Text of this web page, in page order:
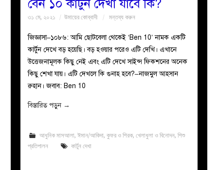
বেন ১০ কার্টুন দেখা যাবে কি?
৩১ মে, ২০২১ উমায়ের কোব্বাদী মন্তব্য করুন
জিজ্ঞাসা–১০৮৬: আমি ছোটবেলা থেকেই ‘Ben 10’ নামক একটি
কার্টুন দেখে বড় হয়েছি। বড় হওয়ার পরেও এটি দেখি। এখানে
উত্তেজনামূলক কিছু নেই এবং এটি দেখে সাইন্স ফিকশনের অনেক
কিছু শেখা যায়। এটি দেখলে কি গুনাহ হবে?–নাজমুল আহসান
রুহান। জবাব: Ben 10
বিস্তারিত পড়ুন →
আধুনিক মাসআলা, ঈমান/আকিদা, কুফর ও শিরক, খেলাধুলা ও বিনোদন, শিশু
প্রতিপালন
কার্টুন দেখা